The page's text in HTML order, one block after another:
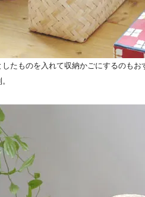
たものを入れて収納かごにするのも